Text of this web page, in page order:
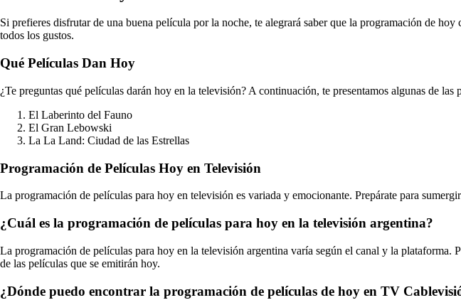
Si prefieres disfrutar de una buena película por la noche, te alegrará saber que la programación de
todos los gustos.
Qué Películas Dan Hoy
¿Te preguntas qué películas darán hoy en la televisión? A continuación, te presentamos algunas de las
El Laberinto del Fauno
El Gran Lebowski
La La Land: Ciudad de las Estrellas
Programación de Películas Hoy en Televisión
La programación de películas para hoy en televisión es variada y emocionante. Prepárate para
¿Cuál es la programación de películas para hoy en la televisión argentina?
La programación de películas para hoy en la televisión argentina varía según el canal y la
de las películas que se emitirán hoy.
¿Dónde puedo encontrar la programación de películas de hoy en TV